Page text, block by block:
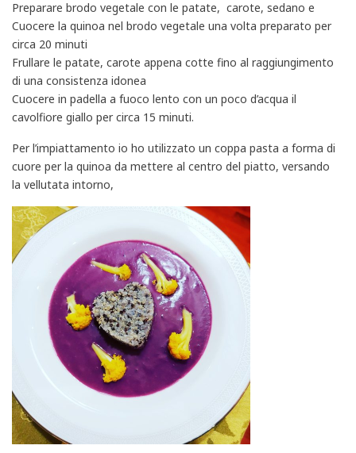
Preparare brodo vegetale con le patate, carote, sedano e
Cuocere la quinoa nel brodo vegetale una volta preparato per
circa 20 minuti
Frullare le patate, carote appena cotte fino al raggiungimento
di una consistenza idonea
Cuocere in padella a fuoco lento con un poco d’acqua il
cavolfiore giallo per circa 15 minuti.
Per l’impiattamento io ho utilizzato un coppa pasta a forma di
cuore per la quinoa da mettere al centro del piatto, versando
la vellutata intorno,